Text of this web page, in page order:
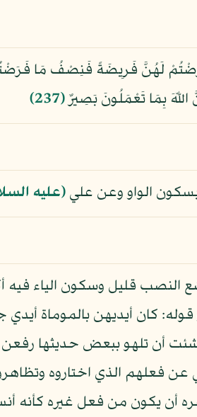
لَهُنَّ فَرِيضَةً فَنِصْفُ مَا فَرَضْتُمْ
بِمَا تَعْمَلُونَ بَصِيرٌ﴿237﴾
الواو وعن علي(عليه
قليل وسكون الياء فيه
كان أيديهن بالموماة أيدي
أن تلهو ببعض حديثها رفعن
عن فعلهم الذي اختاروه
أن يكون من فعل غيره كأنه